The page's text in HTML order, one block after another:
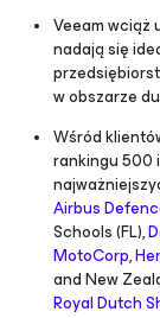
Veeam wciąż
nadają się
w obszarze
Wśród
rankingu 500
Airbus
Schools (FL),
MotoCorp,
and New
Royal Dutch